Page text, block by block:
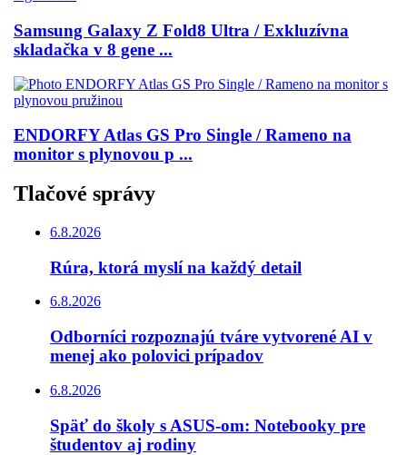
Samsung Galaxy Z Fold8 Ultra / Exkluzívna
skladačka v 8 gene ...
ENDORFY Atlas GS Pro Single / Rameno na
monitor s plynovou p ...
Tlačové správy
6.8.2026
Rúra, ktorá myslí na každý detail
6.8.2026
Odborníci rozpoznajú tváre vytvorené AI v
menej ako polovici prípadov
6.8.2026
Späť do školy s ASUS-om: Notebooky pre
študentov aj rodiny